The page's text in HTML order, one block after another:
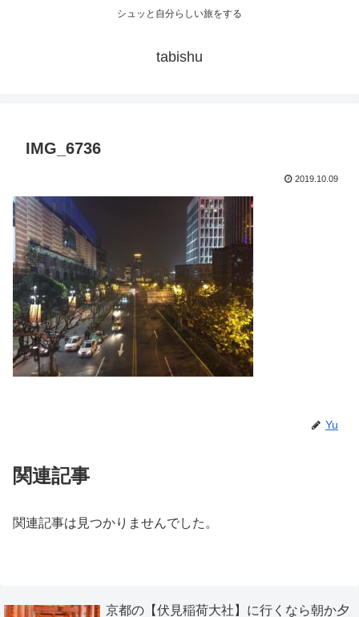
シュッと自分らしい旅をする
tabishu
IMG_6736
2019.10.09
Yu
関連記事
関連記事は見つかりませんでした。
京都の【伏見稲荷大社】に行くなら朝か夕